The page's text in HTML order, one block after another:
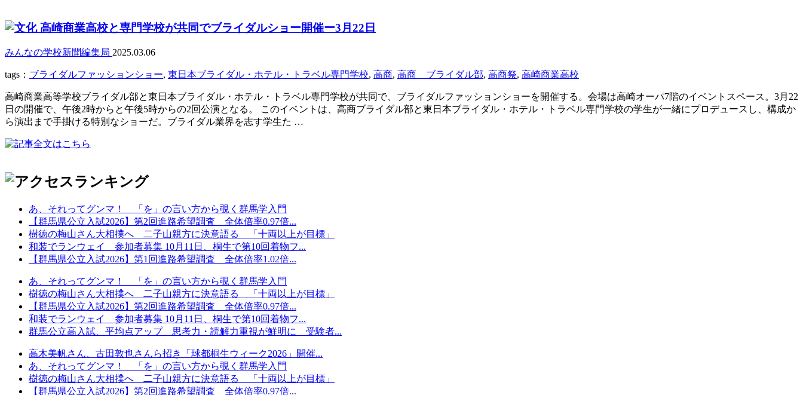
高崎商業高校と専門学校が共同でブライダルショー開催ー3月22日
みんなの学校新聞編集局 2025.03.06
tags： ブライダルファッションショー, 東日本ブライダル・ホテル・トラベル専門学校, 高商, 高商 ブライダル部, 高商祭, 高崎商業高校
高崎商業高等学校ブライダル部と東日本ブライダル・ホテル・トラベル専門学校が共同で、ブライダルファッションショーを開催する。会場は高崎オーパ7階のイベントスペース。3月22
日の開催で、午後2時からと午後5時からの2回公演となる。 このイベントは、高商ブライダル部と東日本ブライダル・ホテル・トラベル専門学校の学生が一緒にプロデュースし、構成か
ら演出まで手掛ける特別なショーだ。ブライダル業界を志す学生た …
あ、それってグンマ！ 「を」の言い方から覗く群馬学入門
【群馬県公立入試2026】第2回進路希望調査 全体倍率0.97倍...
樹徳の梅山さん大相撲へ 二子山親方に決意語る 「十両以上が目標」
和装でランウェイ 参加者募集 10月11日、桐生で第10回着物フ...
【群馬県公立入試2026】第1回進路希望調査 全体倍率1.02倍...
あ、それってグンマ！ 「を」の言い方から覗く群馬学入門
樹徳の梅山さん大相撲へ 二子山親方に決意語る 「十両以上が目標」
【群馬県公立入試2026】第2回進路希望調査 全体倍率0.97倍...
和装でランウェイ 参加者募集 10月11日、桐生で第10回着物フ...
群馬公立高入試、平均点アップ 思考力・読解力重視が鮮明に 受験者...
高木美帆さん、古田敦也さんら招き「球都桐生ウィーク2026」開催...
あ、それってグンマ！ 「を」の言い方から覗く群馬学入門
樹徳の梅山さん大相撲へ 二子山親方に決意語る 「十両以上が目標」
【群馬県公立入試2026】第2回進路希望調査 全体倍率0.97倍...